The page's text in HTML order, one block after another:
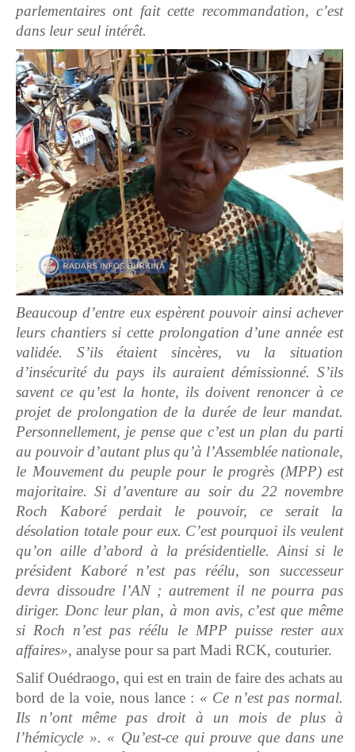
parlementaires ont fait cette recommandation, c’est
dans leur seul intérêt.
Beaucoup d’entre eux espèrent pouvoir ainsi achever
leurs chantiers si cette prolongation d’une année est
validée. S’ils étaient sincères, vu la situation
d’insécurité du pays ils auraient démissionné. S’ils
savent ce qu’est la honte, ils doivent renoncer à ce
projet de prolongation de la durée de leur mandat.
Personnellement, je pense que c’est un plan du parti
au pouvoir d’autant plus qu’à l’Assemblée nationale,
le Mouvement du peuple pour le progrès (MPP) est
majoritaire. Si d’aventure au soir du 22 novembre
Roch Kaboré perdait le pouvoir, ce serait la
désolation totale pour eux. C’est pourquoi ils veulent
qu’on aille d’abord à la présidentielle. Ainsi si le
président Kaboré n’est pas réélu, son successeur
devra dissoudre l’AN ; autrement il ne pourra pas
diriger. Donc leur plan, à mon avis, c’est que même
si Roch n’est pas réélu le MPP puisse rester aux
affaires», analyse pour sa part Madi RCK, couturier.
Salif Ouédraogo, qui est en train de faire des achats au
bord de la voie, nous lance : « Ce n’est pas normal.
Ils n’ont même pas droit à un mois de plus à
l’hémicycle ». « Qu’est-ce qui prouve que dans une